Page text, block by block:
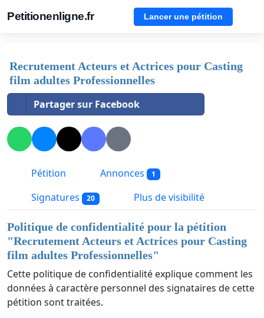
Petitionenligne.fr Lancer une pétition
Recrutement Acteurs et Actrices pour Casting
film adultes Professionnelles
Partager sur Facebook
Pétition Annonces 1
Signatures 20 Plus de visibilité
Politique de confidentialité pour la pétition
"Recrutement Acteurs et Actrices pour Casting
film adultes Professionnelles"
Cette politique de confidentialité explique comment les
données à caractère personnel des signataires de cette
pétition sont traitées.